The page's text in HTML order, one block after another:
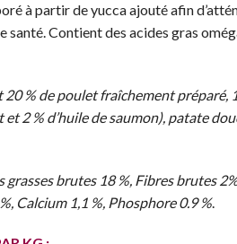
à partir de yucca ajouté afin
santé. Contient des acides gras
% de poulet fraîchement préparé,
2 % d’huile de saumon), patate
brutes 18 %, Fibres brutes
Calcium 1,1 %, Phosphore 0.9 %.